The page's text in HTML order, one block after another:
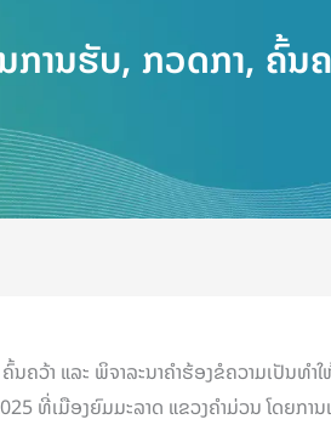
ການຮັບ, ກວດກາ, ຄົ້ນ
ຄວ້າ ແລະ ພິຈາລະນາຄຳຮ້ອງຂໍຄວາມເປັນທ
ທີ່ເມືອງຍົມມະລາດ ແຂວງຄຳມ່ວນ ໂດຍ